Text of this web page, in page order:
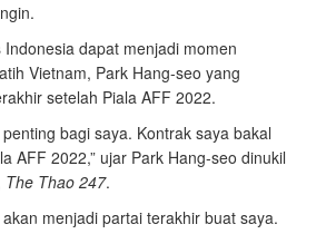
dapat menjadi momen
Vietnam, Park Hang-seo yang
setelah Piala AFF 2022.
bagi saya. Kontrak saya bakal
AFF 2022,” ujar Park Hang-seo dinukil
The Thao 247.
menjadi partai terakhir buat saya.